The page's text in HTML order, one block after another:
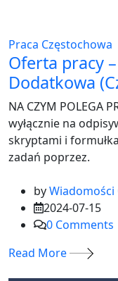
Praca Częstochowa
Oferta pracy
Dodatkowa
NA CZYM POLEGA
wyłącznie na
skryptami i
zadań poprzez.
byWiadomości
2024-07-15
0 Comments
Read More